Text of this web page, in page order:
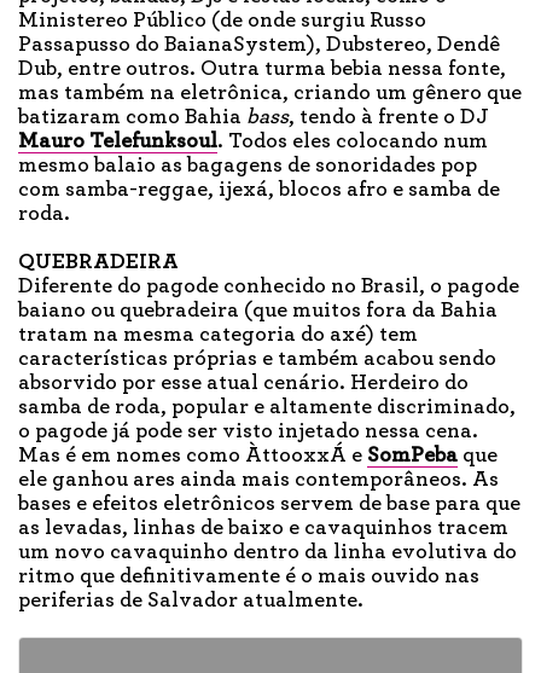
Ministereo Público (de onde surgiu Russo
Passapusso do BaianaSystem), Dubstereo, Dendê
Dub, entre outros. Outra turma bebia nessa fonte,
mas também na eletrônica, criando um gênero que
batizaram como Bahia bass, tendo à frente o DJ
Mauro Telefunksoul. Todos eles colocando num
mesmo balaio as bagagens de sonoridades pop
com samba-reggae, ijexá, blocos afro e samba de
roda.
QUEBRADEIRA
Diferente do pagode conhecido no Brasil, o pagode
baiano ou quebradeira (que muitos fora da Bahia
tratam na mesma categoria do axé) tem
características próprias e também acabou sendo
absorvido por esse atual cenário. Herdeiro do
samba de roda, popular e altamente discriminado,
o pagode já pode ser visto injetado nessa cena.
Mas é em nomes como ÀttooxxÁ e SomPeba que
ele ganhou ares ainda mais contemporâneos. As
bases e efeitos eletrônicos servem de base para que
as levadas, linhas de baixo e cavaquinhos tracem
um novo cavaquinho dentro da linha evolutiva do
ritmo que definitivamente é o mais ouvido nas
periferias de Salvador atualmente.